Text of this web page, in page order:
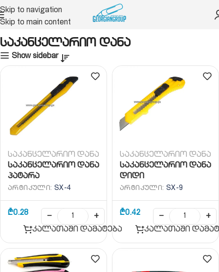
Skip to navigation
Skip to main content
ნივთები მაკრატელი, დანა
საკანცელარიო დანა
Show sidebar
საკანცელარიო დანა
საკანცელარიო დანა
პატარა
ᲐᲠᲢᲘᲙᲣᲚᲘ: SX-4
₾0.28 −
+
კალათაში დამატება
საკანცელარიო დანა
საკანცელარიო დანა
დიდი
ᲐᲠᲢᲘᲙᲣᲚᲘ: SX-9
₾0.42 −
+
კალათაში